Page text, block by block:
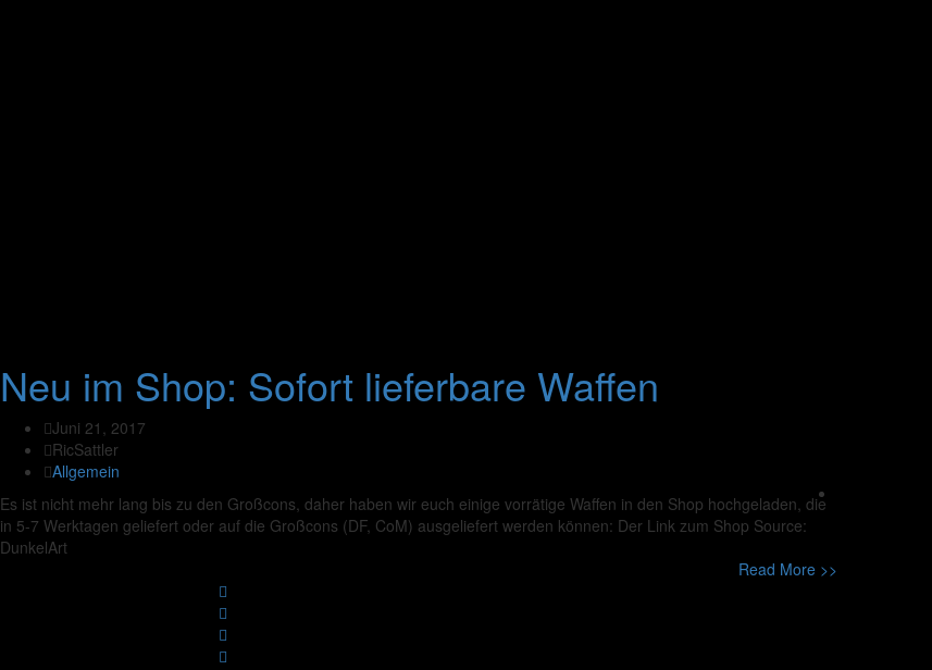
Neu im Shop: Sofort lieferbare Waffen
Juni 21, 2017
RicSattler
Allgemein
Es ist nicht mehr lang bis zu den Großcons, daher haben wir euch einige vorrätige Waffen in den Shop hochgeladen, die
in 5-7 Werktagen geliefert oder auf die Großcons (DF, CoM) ausgeliefert werden können: Der Link zum Shop Source:
DunkelArt
Read More >>